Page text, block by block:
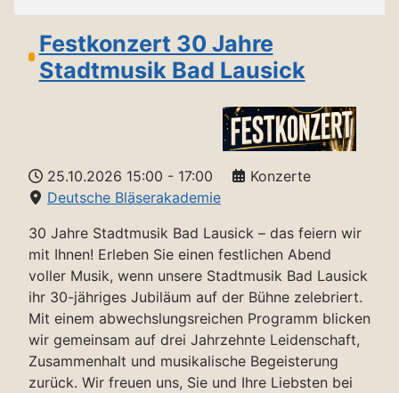
Festkonzert 30 Jahre
Stadtmusik Bad Lausick
25.10.2026 15:00 - 17:00
Konzerte
Deutsche Bläserakademie
30 Jahre Stadtmusik Bad Lausick – das feiern wir
mit Ihnen! Erleben Sie einen festlichen Abend
voller Musik, wenn unsere Stadtmusik Bad Lausick
ihr 30-jähriges Jubiläum auf der Bühne zelebriert.
Mit einem abwechslungsreichen Programm blicken
wir gemeinsam auf drei Jahrzehnte Leidenschaft,
Zusammenhalt und musikalische Begeisterung
zurück. Wir freuen uns, Sie und Ihre Liebsten bei